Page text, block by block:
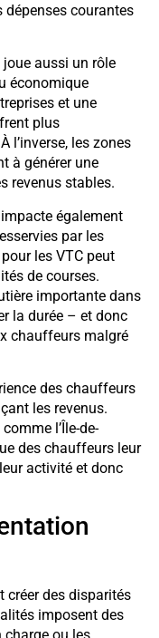
courantes
joue aussi un rôle
économique
et une
plus
l’inverse, les zones
à générer une
revenus stables.
également
par les
les VTC peut
de courses.
importante dans
la durée – et donc
chauffeurs malgré
des chauffeurs
les revenus.
l’Île-de-
des chauffeurs leur
activité et donc
créer des disparités
imposent des